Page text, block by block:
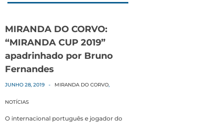
MIRANDA DO CORVO:
“MIRANDA CUP 2019”
apadrinhado por Bruno
Fernandes
JUNHO 28, 2019 - MIRANDA DO CORVO,
NOTÍCIAS
O internacional português e jogador do